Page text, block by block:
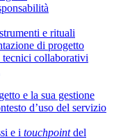
e rituali
di progetto
collaborativi
e la sua gestione
d’uso del servizio
e i touchpointdel